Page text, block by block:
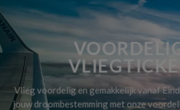
Vlieg voordelig en gemakkelijk vanaf
jouw droombestemming met onze